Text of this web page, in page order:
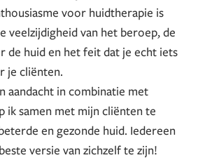
voor huidtherapie is
veelzijdigheid van het beroep, de
de huid en het feit dat je echt iets
je cliënten.
aandacht in combinatie met
ik samen met mijn cliënten te
en gezonde huid. Iedereen
versie van zichzelf te zijn!